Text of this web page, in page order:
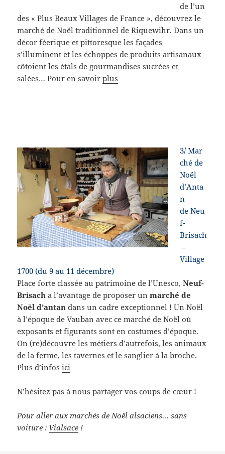
de l’un
des « Plus Beaux Villages de France », découvrez le
marché de Noël traditionnel de Riquewihr. Dans un
décor féerique et pittoresque les façades
s’illuminent et les échoppes de produits artisanaux
côtoient les étals de gourmandises sucrées et
salées… Pour en savoirplus
3/ Mar
ché de
Noël
d’Anta
n
de Neu
f-
Brisach
–
Village
1700 (du 9 au 11 décembre)
Place forte classée au patrimoine de l’Unesco,Neuf-
Brisach a l’avantage de proposer unmarché de
Noël d’antan dans un cadre exceptionnel ! Un Noël
à l’époque de Vauban avec ce marché de Noël où
exposants et figurants sont en costumes d’époque.
On (re)découvre les métiers d’autrefois, les animaux
de la ferme, les tavernes et le sanglier à la broche.
Plus d’infosici
N’hésitez pas à nous partager vos coups de cœur !
Pour aller aux marchés de Noël alsaciens… sans
voiture : Vialsace !